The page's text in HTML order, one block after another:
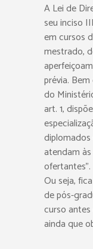
A Lei de
seu inciso
em cursos
mestrado,
prévia.
do
art. 1,
atendam
ofertantes”.
Ou seja,
de pós-
curso
ainda que